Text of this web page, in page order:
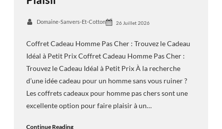
Domaine-Sanvers-Et-Cotton 26 Juillet 2026
Coffret Cadeau Homme Pas Cher : Trouvez le Cadeau
Idéal à Petit Prix Coffret Cadeau Homme Pas Cher :
Trouvez le Cadeau Idéal à Petit Prix À la recherche
d’une idée cadeau pour un homme sans vous ruiner ?
Les coffrets cadeaux pour homme pas chers sont une
excellente option pour faire plaisir à un…
Continue Reading